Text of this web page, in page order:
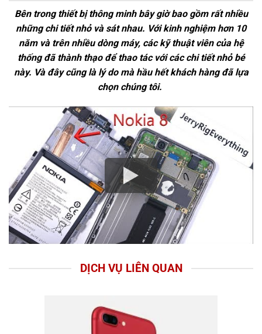
Bên trong thiết bị thông minh bây giờ bao gồm rất nhiều
những chi tiết nhỏ và sát nhau. Với kinh nghiệm hơn 10
năm và trên nhiều dòng máy, các kỹ thuật viên của hệ
thống đã thành thạo để thao tác với các chi tiết nhỏ bé
này. Và đây cũng là lý do mà hầu hết khách hàng đã lựa
chọn chúng tôi.
DỊCH VỤ LIÊN QUAN